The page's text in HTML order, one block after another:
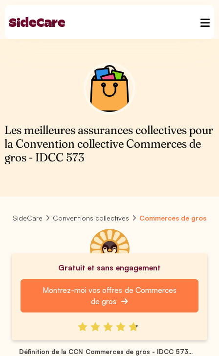
Les meilleures assurances collectives pour
la Convention collective Commerces de
gros - IDCC 573
SideCare Conventions collectives Commerces de gros
Gratuit et sans engagement
Montrez-moi vos offres de Commerces
de gros
Définition de la CCN Commerces de gros - IDCC 573...